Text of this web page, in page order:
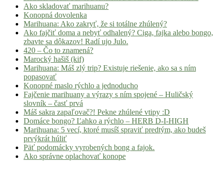
Ako skladovať marihuanu?
Konopná dovolenka
Marihuana: Ako zakryť, že si totálne zhúlený?
Ako fajčiť doma a nebyť odhalený? Ciga, fajka alebo bongo,
zbavte sa dôkazov! Radí ujo Julo.
420 – Čo to znamená?
Marocký hašiš (kif)
Marihuana: Máš zlý trip? Existuje riešenie, ako sa s ním
popasovať
Konopné maslo rýchlo a jednoducho
Fajčenie marihuany a výrazy s ním spojené – Huličský
slovník – časť prvá
Máš sakra zapaľovač?! Pekne zhúlené vtipy :D
Domáce bongo? Ľahko a rýchlo – HERB D-I-HIGH
Marihuana: 5 vecí, ktoré musíš spraviť predtým, ako budeš
prvýkrát húliť
Päť podomácky vyrobených bong a fajok.
Ako správne oplachovať konope